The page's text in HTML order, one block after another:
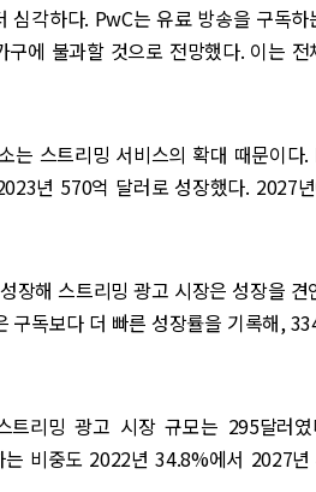
심각하다. PwC는 유료 방송을 구독
에 불과할 것으로 전망했다. 이는
는 스트리밍 서비스의 확대 때문이다
년 570억 달러로 성장했다. 2027
장해 스트리밍 광고 시장은 성장을
구독보다 더 빠른 성장률을 기록해,
리밍 광고 시장 규모는 295달러
는 비중도 2022년 34.8%에서 2027